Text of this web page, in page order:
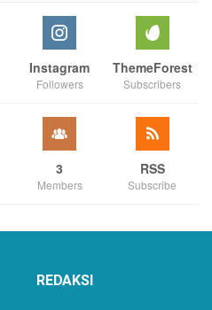
Instagram
Followers
ThemeForest
Subscribers
3
Members
RSS
Subscribe
REDAKSI